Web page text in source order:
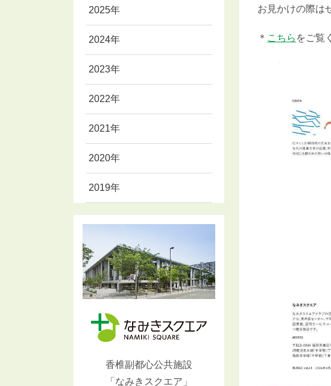
お見かけの際は
＊ こちら をご覧
2025年
2024年
2023年
2022年
2021年
2020年
2019年
香椎副都心公共施設
「なみきスクエア」